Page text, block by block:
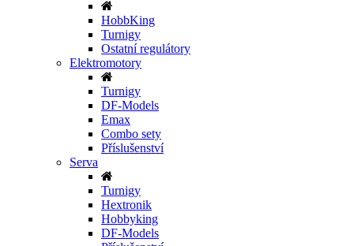
HobbKing
Turnigy
Ostatní regulátory
Elektromotory
Turnigy
DF-Models
Emax
Combo sety
Příslušenství
Serva
Turnigy
Hextronik
Hobbyking
DF-Models